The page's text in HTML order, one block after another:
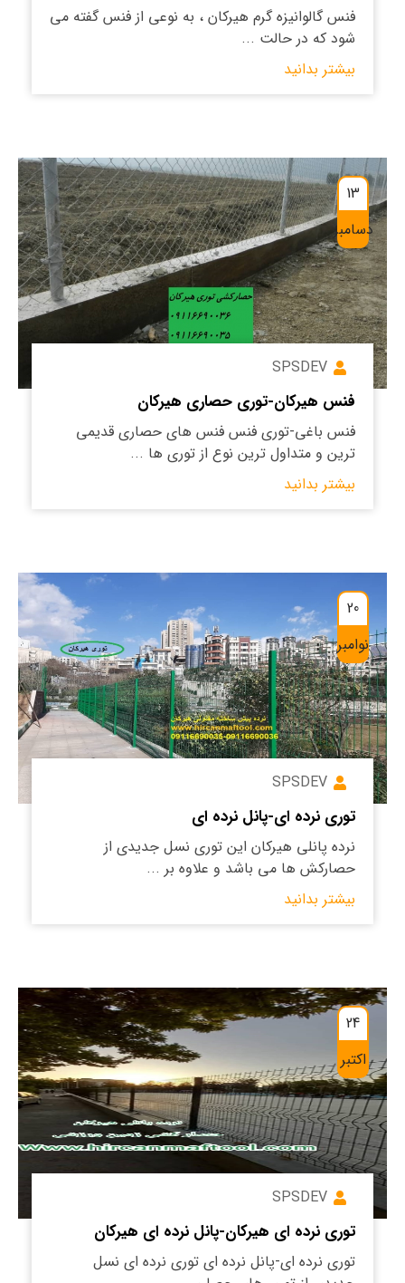
فنس گالوانیزه گرم هیرکان ، به نوعی از فنس گفته می
شود که در حالت ...
بیشتر بدانید
13
دسامبر
SPSDEV
فنس هیرکان-توری حصاری هیرکان
فنس باغی-توری فنس فنس های حصاری قدیمی
ترین و متداول ترین نوع از توری ها ...
بیشتر بدانید
20
نوامبر
SPSDEV
توری نرده ای-پانل نرده ای
نرده پانلی هیرکان این توری نسل جدیدی از
حصارکش ها می باشد و علاوه بر ...
بیشتر بدانید
24
اکتبر
SPSDEV
توری نرده ای هیرکان-پانل نرده ای هیرکان
توری نرده ای-پانل نرده ای توری نرده ای نسل